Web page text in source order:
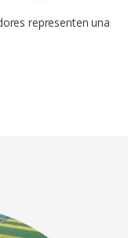
representen una